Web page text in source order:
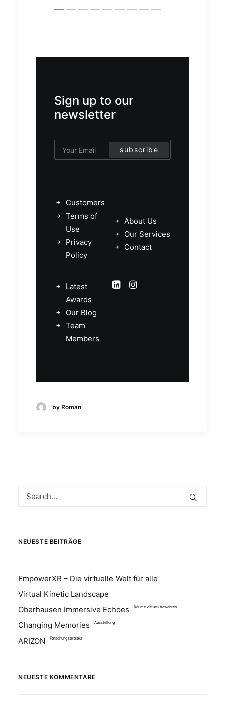
Sign up to our
newsletter
Customers
Terms of
Use
Privacy
Policy
About Us
Our Services
Contact
Latest
Awards
Our Blog
Team
Members
by Roman
NEUESTE BEITRÄGE
EmpowerXR – Die virtuelle Welt für alle
Virtual Kinetic Landscape
Oberhausen Immersive Echoes
Räume virtuell bewahren
Changing Memories Ausstellung
ARIZON Forschungsprojekt
NEUESTE KOMMENTARE